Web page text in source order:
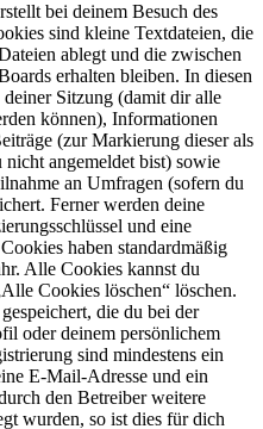
bei deinem Besuch des
sind kleine Textdateien, die
ablegt und die zwischen
erhalten bleiben. In diesen
Sitzung (damit dir alle
können), Informationen
(zur Markierung dieser als
nicht angemeldet bist) sowie
an Umfragen (sofern du
Ferner werden deine
und eine
haben standardmäßig
Alle Cookies kannst du
Cookies löschen“ löschen.
die du bei der
oder deinem persönlichem
sind mindestens ein
E-Mail-Adresse und ein
den Betreiber weitere
wurden, so ist dies für dich